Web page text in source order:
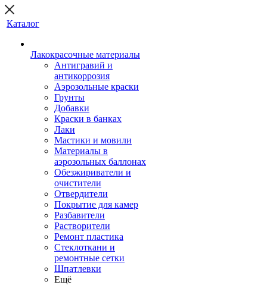
Каталог
Лакокрасочные материалы
Антигравий и
антикоррозия
Аэрозольные краски
Грунты
Добавки
Краски в банках
Лаки
Мастики и мовили
Материалы в
аэрозольных баллонах
Обезжириватели и
очистители
Отвердители
Покрытие для камер
Разбавители
Растворители
Ремонт пластика
Стеклоткани и
ремонтные сетки
Шпатлевки
Ещё